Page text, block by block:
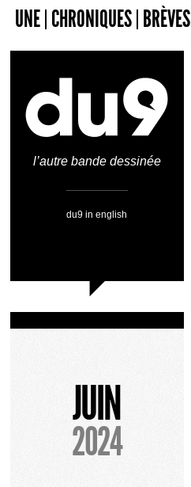
UNE CHRONIQUES BRÈVES
l’autre bande dessinée
du9 in english
JUIN
2024